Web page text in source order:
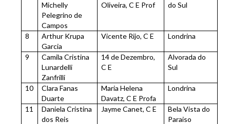
Michelly
Pelegrino de
Campos
Oliveira, C E Prof
do Sul
8
Arthur Krupa
Garcia
Vicente Rijo, C E Londrina
9
Camila Cristina
Lunardelli
Zanfrilli
14 de Dezembro,
C E
Alvorada do
Sul
10
Clara Fanas
Duarte
Maria Helena
Davatz, C E Profa
Londrina
11
Daniela Cristina
dos Reis
Jayme Canet, C E
Bela Vista do
Paraiso